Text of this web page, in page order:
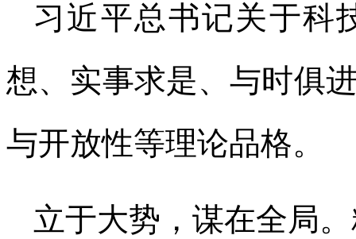
习近平总书记关于科
想、实事求是、与时俱
与开放性等理论品格。
立于大势，谋在全局